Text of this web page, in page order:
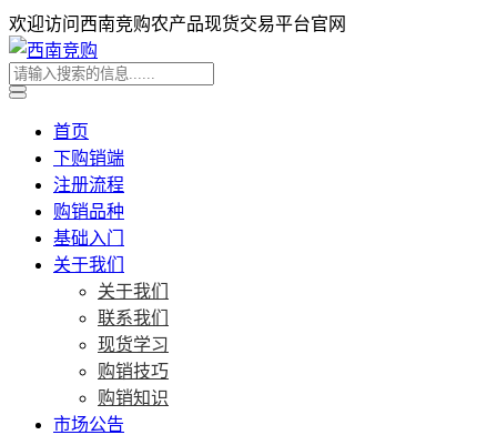
欢迎访问西南竞购农产品现货交易平台官网
首页
下购销端
注册流程
购销品种
基础入门
关于我们
关于我们
联系我们
现货学习
购销技巧
购销知识
市场公告